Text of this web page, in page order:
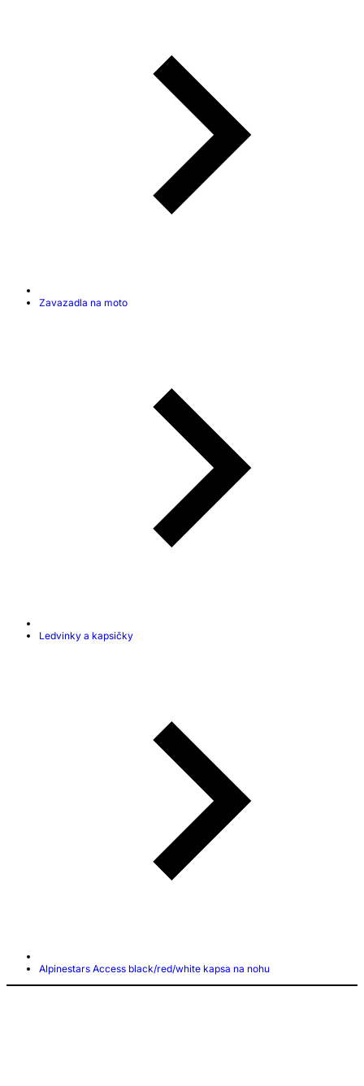
Zavazadla na moto
Ledvinky a kapsičky
Alpinestars Access black/red/white kapsa na nohu